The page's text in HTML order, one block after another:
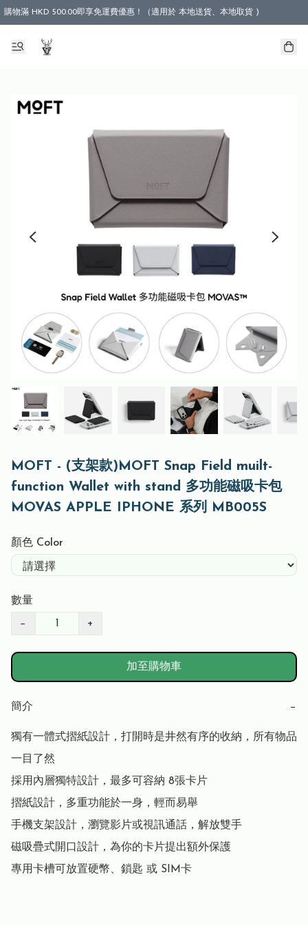
購物滿 HKD 500.00即享免運費優惠！（適用於 本地送貨、本地取貨 )
MOFT - (支架款)MOFT Snap Field muilt-
function Wallet with stand 多功能磁吸卡包
MOVAS APPLE IPHONE 系列 MB005S
顏色 Color
數量
− +
加至購物車
簡介 −
獨有一體式摺紙設計，打開時是井然有序的收納，所有物品
一目了然
採用內層獨特設計，最多可容納 8張卡片
摺紙設計，多重功能於一身，輕而易舉
手機支架設計，瀏覽影片或視訊通話，解放雙手
磁吸疊式開口設計，為你的卡片提出額外保護
專用卡槽可放置硬幣、鎖匙 或 SIM卡